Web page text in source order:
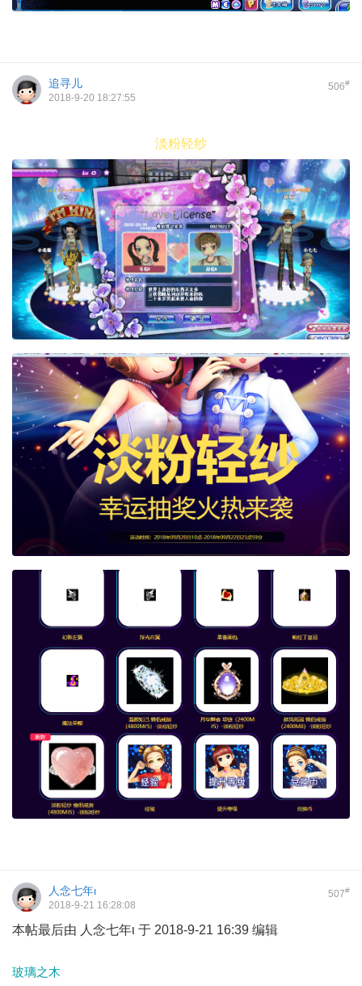
506#
追寻儿
2018-9-20 18:27:55
淡粉轻纱
507#
人念七年ι
2018-9-21 16:28:08
本帖最后由 人念七年ι 于 2018-9-21 16:39 编辑
玻璃之木